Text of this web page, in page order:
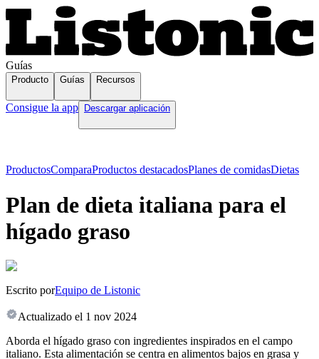
Guías
Producto Guías Recursos
Consigue la app Descargar aplicación
ProductosComparaProductos destacadosPlanes de comidasDietas
Plan de dieta italiana para el
hígado graso
Escrito porEquipo de Listonic
Actualizado el 1 nov 2024
Aborda el hígado graso con ingredientes inspirados en el campo
italiano. Esta alimentación se centra en alimentos bajos en grasa y